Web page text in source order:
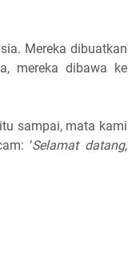
Mereka dibuatkan
mereka dibawa ke
sampai, mata kami
‘Selamat datang,